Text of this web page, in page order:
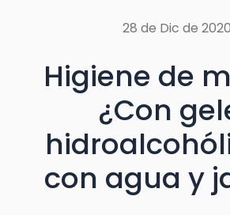
28 de Dic de 2020
Higiene de
¿Con
con agua y